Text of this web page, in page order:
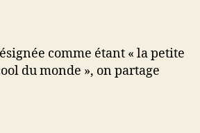
comme étant « la petite
du monde », on partage